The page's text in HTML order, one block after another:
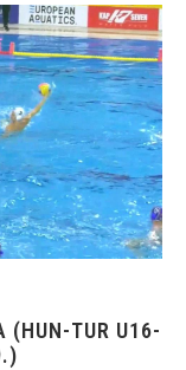
(HUN-TUR U16-